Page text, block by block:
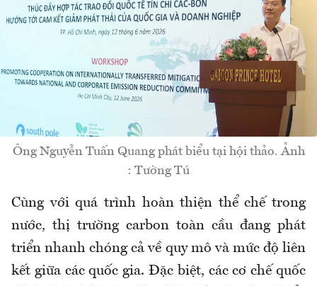
Ông Nguyễn Tuấn Quang phát biểu tại hội thảo. Ảnh
: Tường Tú
Cùng với quá trình hoàn thiện thể chế trong
nước, thị trường carbon toàn cầu đang phát
triển nhanh chóng cả về quy mô và mức độ liên
kết giữa các quốc gia. Đặc biệt, các cơ chế quốc